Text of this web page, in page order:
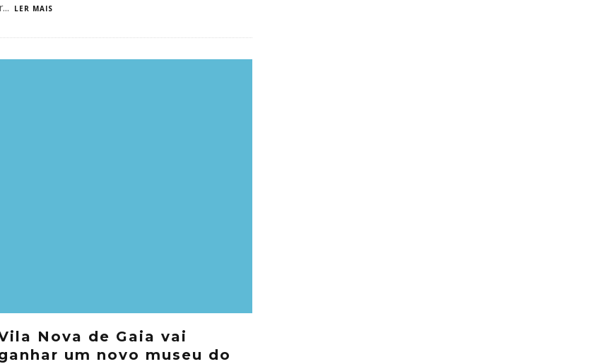
... LER MAIS
Nova de Gaia vai
um novo museu do